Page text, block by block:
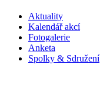
Aktuality
Kalendář akcí
Fotogalerie
Anketa
Spolky & Sdružení